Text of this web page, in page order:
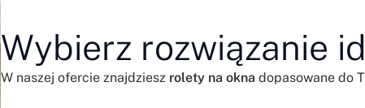
Wybierz rozwiązanie
W naszej ofercie znajdziesz rolety na okna dopasowane do